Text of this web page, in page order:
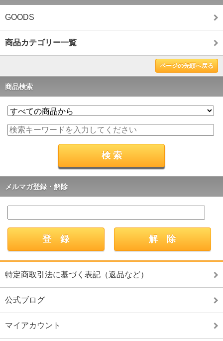
GOODS
商品カテゴリー一覧
ページの先頭へ戻る
商品検索
メルマガ登録・解除
特定商取引法に基づく表記（返品など）
公式ブログ
マイアカウント